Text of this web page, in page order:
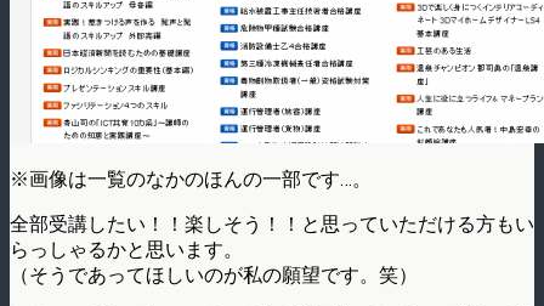
※画像は一覧のなかのほんの一部です…。
全部受講したい！！楽しそう！！と思っていただける方もい
らっしゃるかと思います。
（そうであってほしいのが私の願望です。笑）